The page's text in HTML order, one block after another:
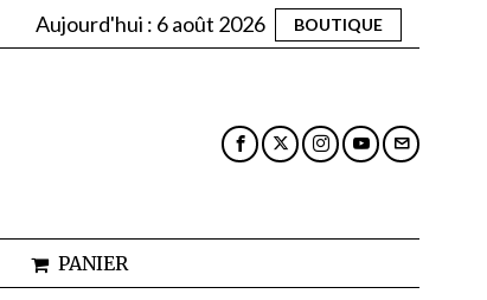
Aujourd'hui : 6 août 2026 BOUTIQUE
PANIER